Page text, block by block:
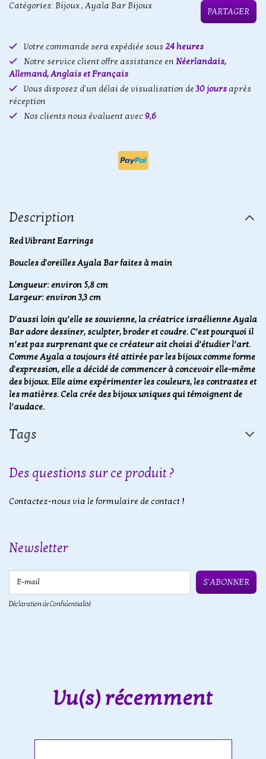
Catégories: Bijoux, Ayala Bar Bijoux
PARTAGER
Votre commande sera expédiée sous24 heures
Notre service client offre assistance en Néerlandais,
Allemand, Anglais et Français
Vous disposez d'un délai de visualisation de30 jours après
réception
Nos clients nous évaluent avec 9,6
Description
Red Vibrant Earrings
Boucles d'oreilles Ayala Bar faites à main
Longueur: environ 5,8 cm
Largeur: environ 3,3 cm
D’aussi loin qu’elle se souvienne, la créatrice israélienne Ayala
Bar adore dessiner, sculpter, broder et coudre. C’est pourquoi il
n’est pas surprenant que ce créateur ait choisi d’étudier l’art.
Comme Ayala a toujours été attirée par les bijoux comme forme
d'expression, elle a décidé de commencer à concevoir elle-même
des bijoux. Elle aime expérimenter les couleurs, les contrastes et
les matières. Cela crée des bijoux uniques qui témoignent de
l’audace.
Tags
Des questions sur ce produit ?
Contactez-nous via le formulaire de contact !
Newsletter
S'ABONNER
Déclaration de Confidentialité
Vu(s) récemment